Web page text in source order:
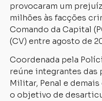
provocaram um
milhões às facções
Comando da Capital
(CV) entre agosto de
Coordenada pela
reúne integrantes das
Militar, Penal e
o objetivo de